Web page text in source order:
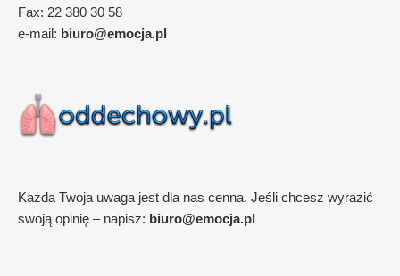
Fax: 22 380 30 58
e-mail: biuro@emocja.pl
Każda Twoja uwaga jest dla nas cenna. Jeśli chcesz wyrazić
swoją opinię – napisz: biuro@emocja.pl